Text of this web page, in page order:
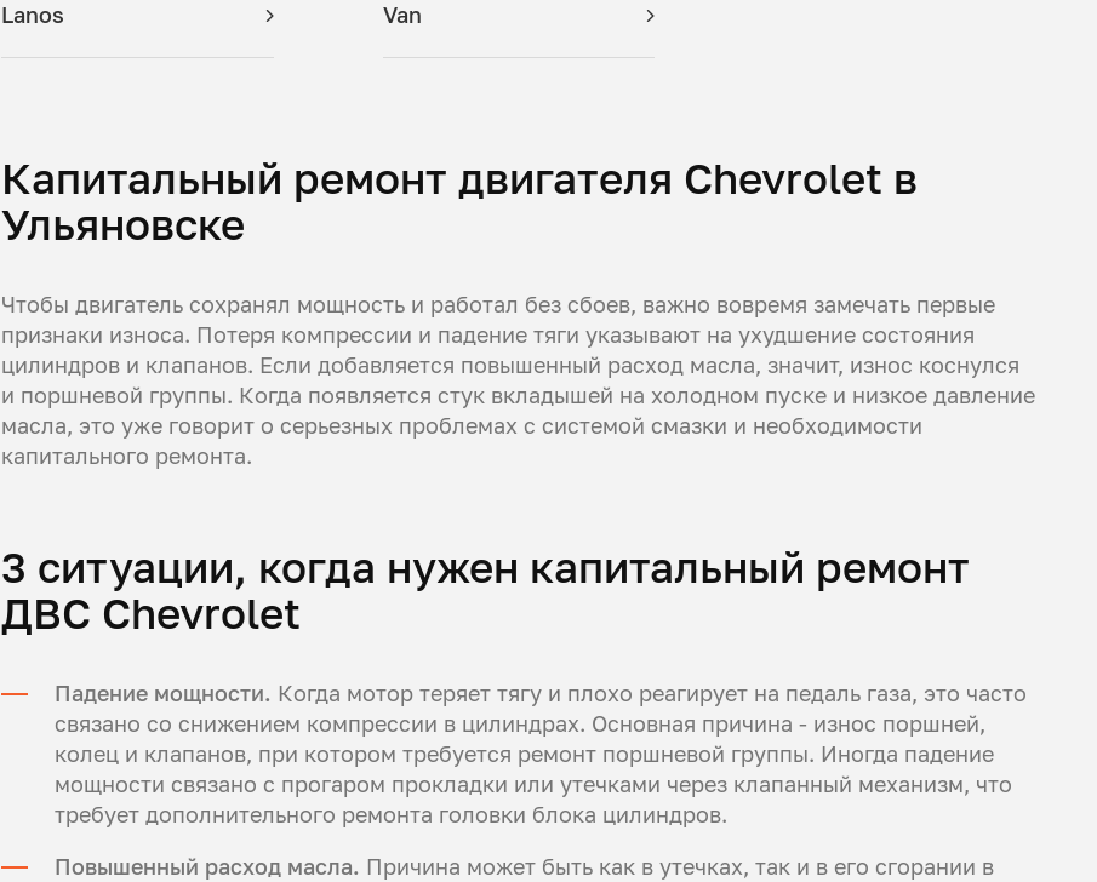
Lanos Van
Капитальный ремонт двигателя Chevrolet в
Ульяновске
Чтобы двигатель сохранял мощность и работал без сбоев, важно вовремя замечать первые
признаки износа. Потеря компрессии и падение тяги указывают на ухудшение состояния
цилиндров и клапанов. Если добавляется повышенный расход масла, значит, износ коснулся
и поршневой группы. Когда появляется стук вкладышей на холодном пуске и низкое давление
масла, это уже говорит о серьезных проблемах с системой смазки и необходимости
капитального ремонта.
3 ситуации, когда нужен капитальный ремонт
ДВС Chevrolet
Падение мощности. Когда мотор теряет тягу и плохо реагирует на педаль газа, это часто
связано со снижением компрессии в цилиндрах. Основная причина - износ поршней,
колец и клапанов, при котором требуется ремонт поршневой группы. Иногда падение
мощности связано с прогаром прокладки или утечками через клапанный механизм, что
требует дополнительного ремонта головки блока цилиндров.
Повышенный расход масла. Причина может быть как в утечках, так и в его сгорании в